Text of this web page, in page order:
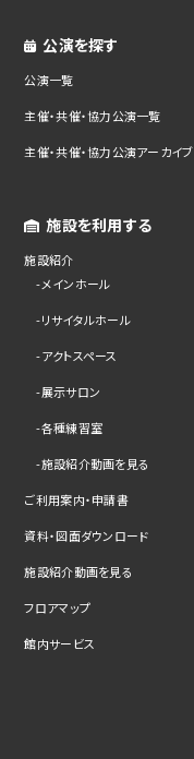
公演を探す
公演一覧
主催・共催・協力公演一覧
主催・共催・協力公演アーカイブ
施設を利用する
施設紹介
メインホール
リサイタルホール
アクトスペース
展示サロン
各種練習室
施設紹介動画を見る
ご利用案内・申請書
資料・図面ダウンロード
施設紹介動画を見る
フロアマップ
館内サービス